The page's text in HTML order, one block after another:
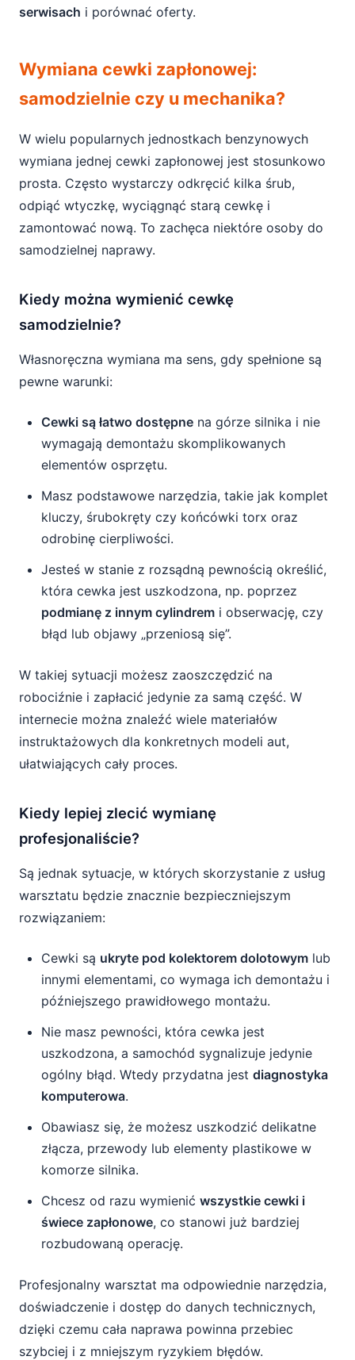
serwisach i porównać oferty.
Wymiana cewki zapłonowej:
samodzielnie czy u mechanika?
W wielu popularnych jednostkach benzynowych
wymiana jednej cewki zapłonowej jest stosunkowo
prosta. Często wystarczy odkręcić kilka śrub,
odpiąć wtyczkę, wyciągnąć starą cewkę i
zamontować nową. To zachęca niektóre osoby do
samodzielnej naprawy.
Kiedy można wymienić cewkę
samodzielnie?
Własnoręczna wymiana ma sens, gdy spełnione są
pewne warunki:
Cewki są łatwo dostępne na górze silnika i nie
wymagają demontażu skomplikowanych
elementów osprzętu.
Masz podstawowe narzędzia, takie jak komplet
kluczy, śrubokręty czy końcówki torx oraz
odrobinę cierpliwości.
Jesteś w stanie z rozsądną pewnością określić,
która cewka jest uszkodzona, np. poprzez
podmianę z innym cylindrem i obserwację, czy
błąd lub objawy „przeniosą się”.
W takiej sytuacji możesz zaoszczędzić na
robociźnie i zapłacić jedynie za samą część. W
internecie można znaleźć wiele materiałów
instruktażowych dla konkretnych modeli aut,
ułatwiających cały proces.
Kiedy lepiej zlecić wymianę
profesjonaliście?
Są jednak sytuacje, w których skorzystanie z usług
warsztatu będzie znacznie bezpieczniejszym
rozwiązaniem:
Cewki są ukryte pod kolektorem dolotowym lub
innymi elementami, co wymaga ich demontażu i
późniejszego prawidłowego montażu.
Nie masz pewności, która cewka jest
uszkodzona, a samochód sygnalizuje jedynie
ogólny błąd. Wtedy przydatna jest diagnostyka
komputerowa.
Obawiasz się, że możesz uszkodzić delikatne
złącza, przewody lub elementy plastikowe w
komorze silnika.
Chcesz od razu wymienić wszystkie cewki i
świece zapłonowe, co stanowi już bardziej
rozbudowaną operację.
Profesjonalny warsztat ma odpowiednie narzędzia,
doświadczenie i dostęp do danych technicznych,
dzięki czemu cała naprawa powinna przebiec
szybciej i z mniejszym ryzykiem błędów.